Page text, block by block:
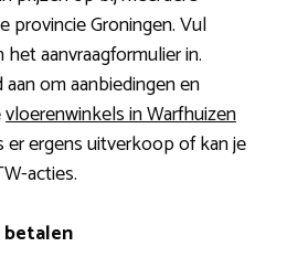
provincie Groningen. Vul
aanvraagformulier in.
om aanbiedingen en
vloerenwinkels in Warfhuizen
er ergens uitverkoop of kan je
acties.